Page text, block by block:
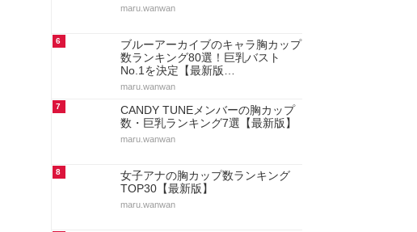
maru.wanwan
6
ブルーアーカイブのキャラ胸カップ
数ランキング80選！巨乳バスト
No.1を決定【最新版…
maru.wanwan
7
CANDY TUNEメンバーの胸カップ
数・巨乳ランキング7選【最新版】
maru.wanwan
8
女子アナの胸カップ数ランキング
TOP30【最新版】
maru.wanwan